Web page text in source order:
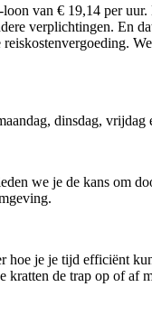
van € 19,14 per
verplichtingen. En
dinsdag, vrijdag
we je de kans om
hoe je je tijd efficiënt
de trap op of